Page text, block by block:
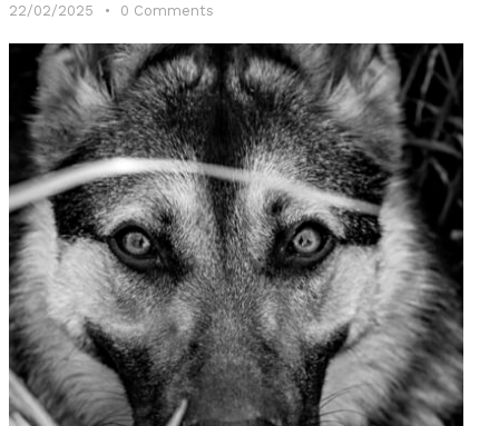
22/02/2025 0 Comments